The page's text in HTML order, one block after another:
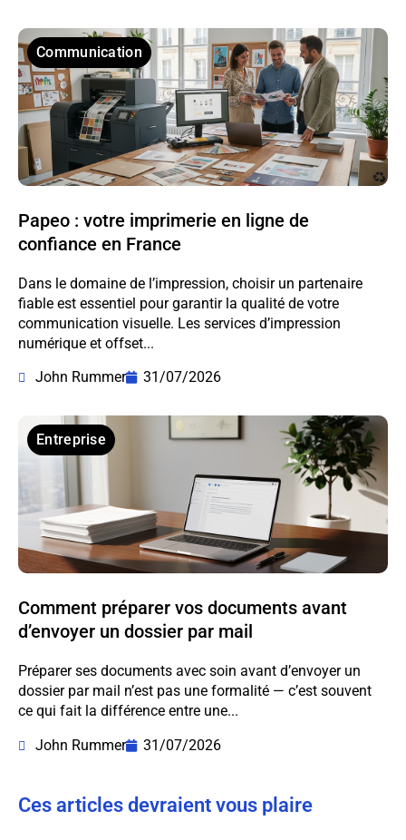
Communication
Papeo : votre imprimerie en ligne de
confiance en France
Dans le domaine de l’impression, choisir un partenaire
fiable est essentiel pour garantir la qualité de votre
communication visuelle. Les services d’impression
numérique et offset...
John Rummer
31/07/2026
Entreprise
Comment préparer vos documents avant
d’envoyer un dossier par mail
Préparer ses documents avec soin avant d’envoyer un
dossier par mail n’est pas une formalité — c’est souvent
ce qui fait la différence entre une...
John Rummer
31/07/2026
Ces articles devraient vous plaire